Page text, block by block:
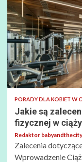
PORADY DLA KOBIET W
Jakie są
fizycznej w
Redaktor
Zalecenia
Wprowadzenie